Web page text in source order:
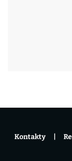
Kontakty